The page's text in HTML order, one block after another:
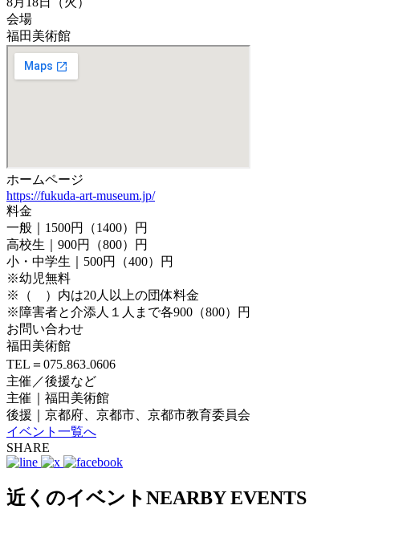
会場
福田美術館
ホームページ
https://fukuda-art-museum.jp/
料金
一般｜1500円（1400）円
高校生｜900円（800）円
小・中学生｜500円（400）円
※幼児無料
※（ ）内は20人以上の団体料金
※障害者と介添人１人まで各900（800）円
お問い合わせ
福田美術館
TEL＝075₋863₋0606
主催／後援など
主催｜福田美術館
後援｜京都府、京都市、京都市教育委員会
イベント一覧へ
SHARE
近くのイベントNEARBY EVENTS